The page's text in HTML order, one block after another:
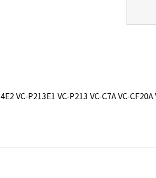
VC-P213E1 VC-P213 VC-C7A VC-